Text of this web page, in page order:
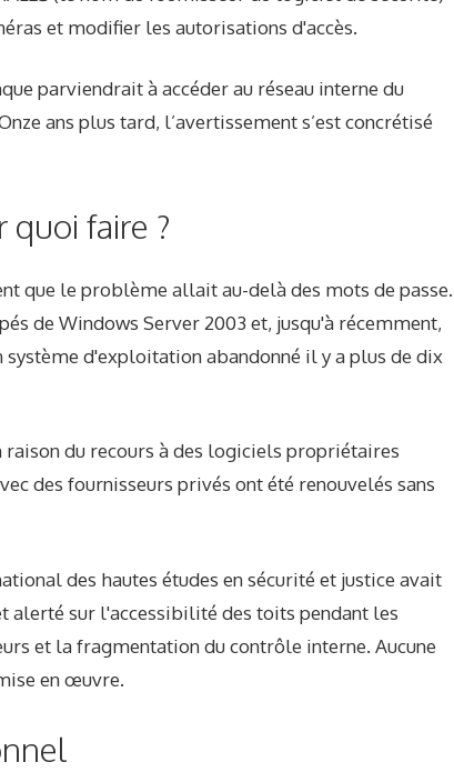
et modifier les autorisations d'accès.
parviendrait à accéder au réseau interne du
ans plus tard, l’avertissement s’est concrétisé
quoi faire ?
que le problème allait au-delà des mots de passe.
de Windows Server 2003 et, jusqu'à récemment,
d'exploitation abandonné il y a plus de dix
raison du recours à des logiciels propriétaires
des fournisseurs privés ont été renouvelés sans
des hautes études en sécurité et justice avait
alerté sur l'accessibilité des toits pendant les
et la fragmentation du contrôle interne. Aucune
en œuvre.